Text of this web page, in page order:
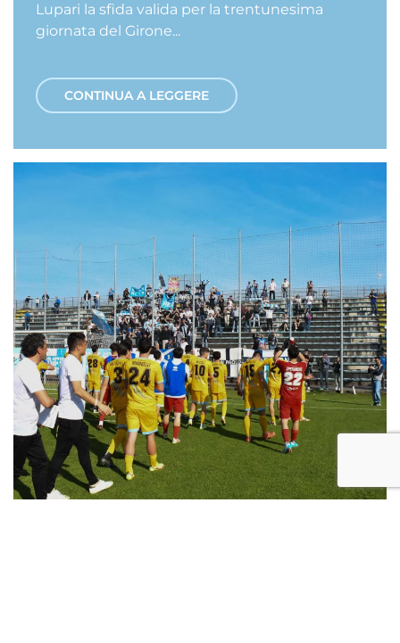
Lupari la sfida valida per la trentunesima
giornata del Girone...
CONTINUA A LEGGERE